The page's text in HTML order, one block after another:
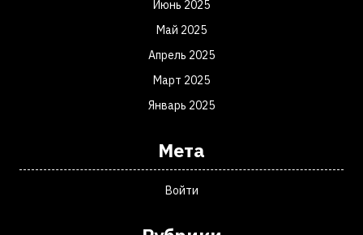
Июнь 2025
Май 2025
Апрель 2025
Март 2025
Январь 2025
Мета
Войти